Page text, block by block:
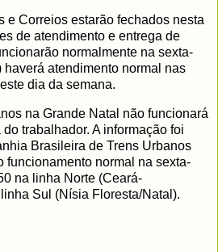
e Correios estarão fechados nesta
de atendimento e entrega de
normalmente na sexta-
haverá atendimento normal nas
dia da semana.
na Grande Natal não funcionará
trabalhador. A informação foi
Brasileira de Trens Urbanos
funcionamento normal na sexta-
na linha Norte (Ceará-
Sul (Nísia Floresta/Natal).